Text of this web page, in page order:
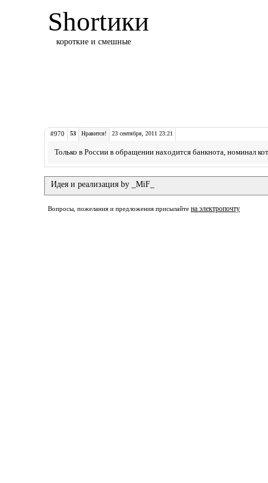
Shortики
короткие и смешные
#970 53 Нравится! 23 сентября, 2011 23:21
Только в России в обращении находится банкнота, номинал
Идея и реализация by _MiF_
Вопросы, пожелания и предложения присылайте на электропочту